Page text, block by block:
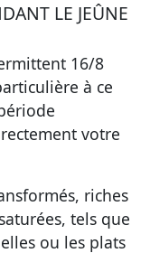
LE JEÛNE
16/8
à ce
votre
riches
tels que
ou les plats